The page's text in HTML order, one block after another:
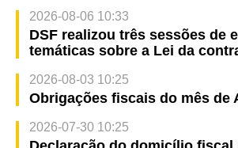
2026-08-06 10:33
DSF realizou três sessões de
temáticas sobre a Lei da
2026-08-03 10:25
Obrigações fiscais do mês de
2026-07-30 10:25